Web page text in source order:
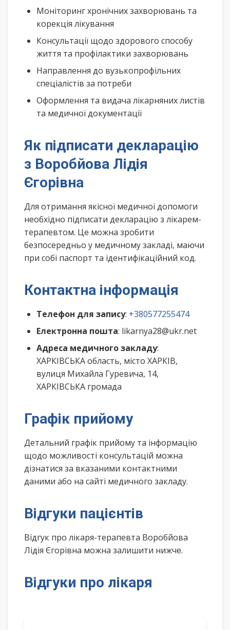
Моніторинг хронічних захворювань та
корекція лікування
Консультації щодо здорового способу
життя та профілактики захворювань
Направлення до вузькопрофільних
спеціалістів за потреби
Оформлення та видача лікарняних листів
та медичної документації
Як підписати декларацію
з Воробйова Лідія
Єгорівна
Для отримання якісної медичної допомоги
необхідно підписати декларацію з лікарем-
терапевтом. Це можна зробити
безпосередньо у медичному закладі, маючи
при собі паспорт та ідентифікаційний код.
Контактна інформація
Телефон для запису: +380577255474
Електронна пошта: likarnya28@ukr.net
Адреса медичного закладу:
ХАРКІВСЬКА область, місто ХАРКІВ,
вулиця Михайла Гуревича, 14,
ХАРКІВСЬКА громада
Графік прийому
Детальний графік прийому та інформацію
щодо можливості консультацій можна
дізнатися за вказаними контактними
даними або на сайті медичного закладу.
Відгуки пацієнтів
Відгук про лікаря-терапевта Воробйова
Лідія Єгорівна можна залишити нижче.
Відгуки про лікаря